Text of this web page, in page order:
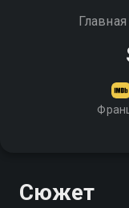
Главная
Сюжет